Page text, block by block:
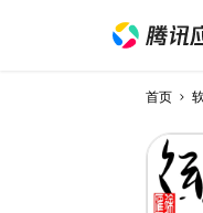
首页